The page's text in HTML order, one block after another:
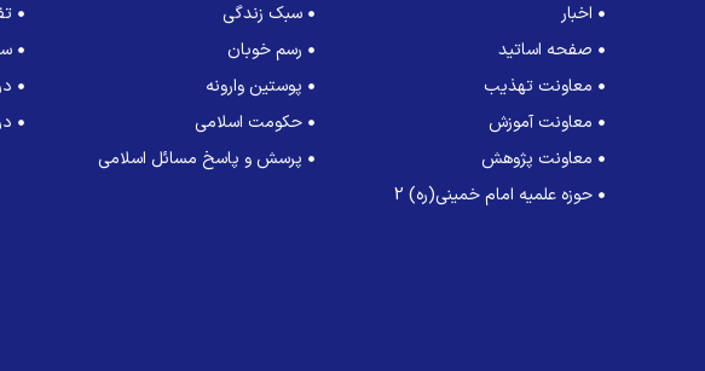
اخبار
صفحه اساتید
معاونت تهذیب
معاونت آموزش
معاونت پژوهش
حوزه علمیه امام خمینی(ره) 2
سبک زندگی
رسم خوبان
پوستین وارونه
حکومت اسلامی
پرسش و پاسخ مسائل اسلامی